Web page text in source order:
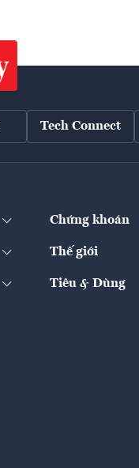
Tech Connect
Chứng khoán
Thế giới
Tiêu & Dùng